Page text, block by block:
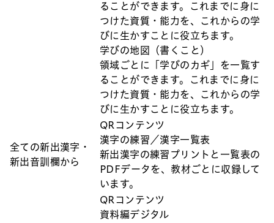
ることができます。これまでに身に
つけた資質・能力を、これからの学
びに生かすことに役立ちます。
学びの地図（書くこと）
領域ごとに「学びのカギ」を一覧す
ることができます。これまでに身に
つけた資質・能力を、これからの学
びに生かすことに役立ちます。
全ての新出漢字・
新出音訓欄から
QRコンテンツ
漢字の練習／漢字一覧表
新出漢字の練習プリントと一覧表の
PDFデータを、教材ごとに収録して
います。
QRコンテンツ
資料編デジタル